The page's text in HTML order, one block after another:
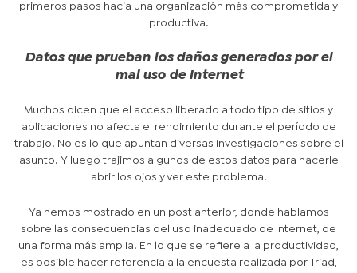
primeros pasos hacia una organización más comprometida y
productiva.
Datos que prueban los daños generados por el
mal uso de Internet
Muchos dicen que el acceso liberado a todo tipo de sitios y
aplicaciones no afecta el rendimiento durante el período de
trabajo. No es lo que apuntan diversas investigaciones sobre el
asunto. Y luego trajimos algunos de estos datos para hacerle
abrir los ojos y ver este problema.
Ya hemos mostrado en un post anterior, donde hablamos
sobre las consecuencias del uso inadecuado de Internet, de
una forma más amplia. En lo que se refiere a la productividad,
es posible hacer referencia a la encuesta realizada por Triad,